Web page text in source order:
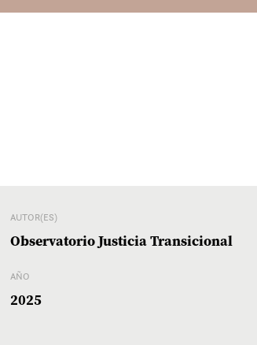
AUTOR(ES)
Observatorio Justicia Transicional
AÑO
2025